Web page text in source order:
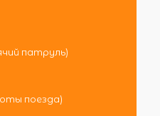
патруль)
поезда)